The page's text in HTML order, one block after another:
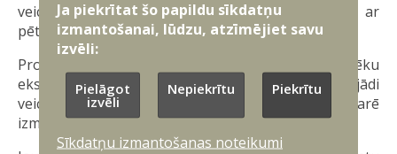
veicinot tehnoloģiju pārnesi, kā arī sadarbību ar
pētniecības iestādēm.
Projektu īstenošanas laikā Nacionālo bruņoto spēku
eksperti uzņēmumiem sniegs konsultācijas, tādējādi
veicinot inovatīvu un aizsardzības nozarē
izmantojamu produktu attīstību.
Ja piekrītat šo papildu sīkdatņu
izmantošanai, lūdzu, atzīmējiet savu
izvēli:
Pielāgot
izvēli
Nepiekrītu Piekrītu
Sīkdatņu izmantošanas noteikumi